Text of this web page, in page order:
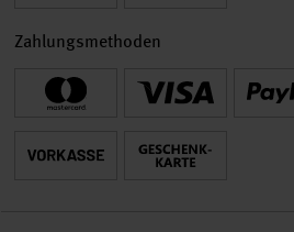
Zahlungsmethoden